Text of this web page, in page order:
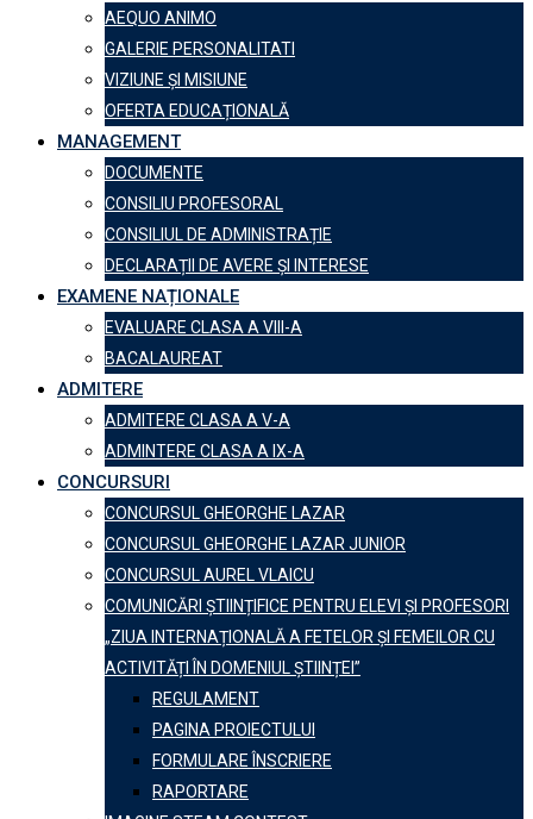
AEQUO ANIMO
GALERIE PERSONALITATI
VIZIUNE ȘI MISIUNE
OFERTA EDUCAȚIONALĂ
MANAGEMENT
DOCUMENTE
CONSILIU PROFESORAL
CONSILIUL DE ADMINISTRAȚIE
DECLARAȚII DE AVERE ȘI INTERESE
EXAMENE NAȚIONALE
EVALUARE CLASA A VIII-A
BACALAUREAT
ADMITERE
ADMITERE CLASA A V-A
ADMINTERE CLASA A IX-A
CONCURSURI
CONCURSUL GHEORGHE LAZAR
CONCURSUL GHEORGHE LAZAR JUNIOR
CONCURSUL AUREL VLAICU
COMUNICĂRI ȘTIINȚIFICE PENTRU ELEVI ȘI PROFESORI
„ZIUA INTERNAȚIONALĂ A FETELOR ȘI FEMEILOR CU
ACTIVITĂȚI ÎN DOMENIUL ȘTIINȚEI”
REGULAMENT
PAGINA PROIECTULUI
FORMULARE ÎNSCRIERE
RAPORTARE